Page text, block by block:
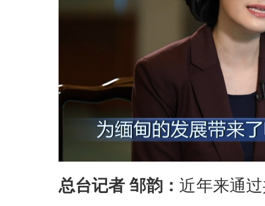
总台记者 邹韵： 近年来通